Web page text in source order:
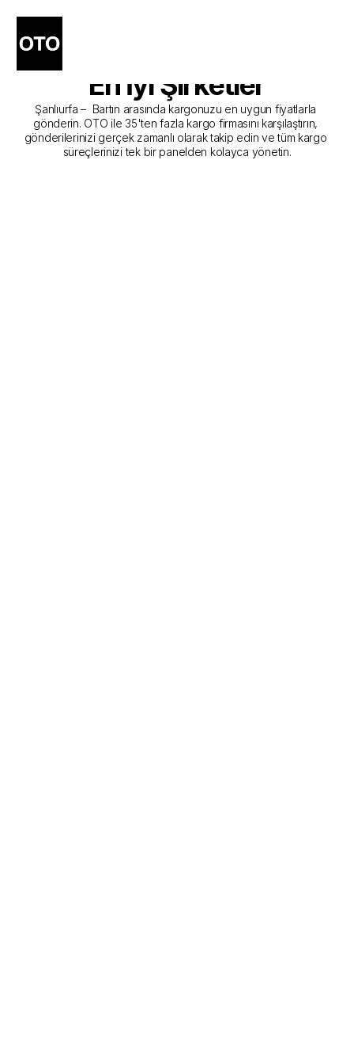
Şanlıurfa - Bartın Kargo
Gönderim Hizmeti Sunan
En İyi Şirketler
Şanlıurfa –  Bartın arasında kargonuzu en uygun fiyatlarla
gönderin. OTO ile 35'ten fazla kargo firmasını karşılaştırın,
gönderilerinizi gerçek zamanlı olarak takip edin ve tüm kargo
süreçlerinizi tek bir panelden kolayca yönetin.